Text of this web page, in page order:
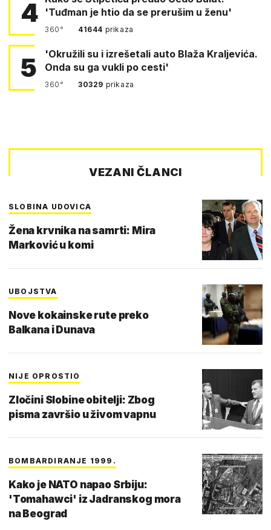
4
'Tuđman je htio da se prerušim u ženu'
360° 41644 prikaza
5
'Okružili su i izrešetali auto Blaža Kraljevića.
Onda su ga vukli po cesti'
360° 30329 prikaza
VEZANI ČLANCI
SLOBINA UDOVICA
Žena krvnika na samrti: Mira
Marković u komi
UBOJSTVA
Nove kokainske rute preko
Balkana i Dunava
NIJE OPROSTIO
Zločini Slobine obitelji: Zbog
pisma završio u živom vapnu
BOMBARDIRANJE 1999.
Kako je NATO napao Srbiju:
'Tomahawci' iz Jadranskog mora
na Beograd